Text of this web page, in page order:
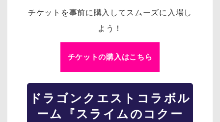
チケットを事前に購入してスムーズに入場し
よう！
チケットの購入はこちら
ドラゴンクエスト コラボル
ーム『スライムのコクー